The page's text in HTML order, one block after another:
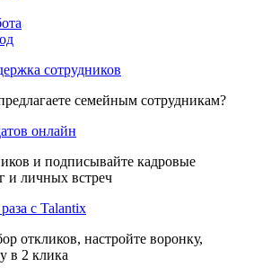
сотрудников
семейным сотрудникам?
онлайн
и подписывайте кадровые
и личных встреч
с Talantix
откликов, настройте воронку,
в 2 клика